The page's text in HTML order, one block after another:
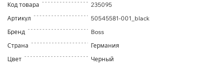
Код товара
235095
Артикул
50545581-001_black
Бренд
Boss
Страна
Германия
Цвет
Черный